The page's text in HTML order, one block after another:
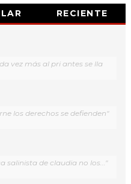
RECIENTE
vez más al pri antes se lla
los derechos se defienden"
salinista de claudia no los..."